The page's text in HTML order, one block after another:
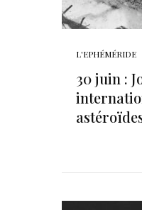
L'EPHÉMÉRIDE
30 juin :